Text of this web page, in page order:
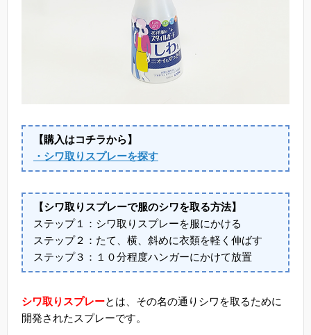
【購入はコチラから】
・シワ取りスプレーを探す
【シワ取りスプレーで服のシワを取る方法】
ステップ１：シワ取りスプレーを服にかける
ステップ２：たて、横、斜めに衣類を軽く伸ばす
ステップ３：１０分程度ハンガーにかけて放置
シワ取りスプレーとは、その名の通りシワを取るために
開発されたスプレーです。